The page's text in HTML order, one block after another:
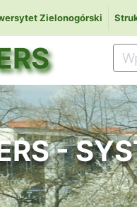
Zielonogórski
-